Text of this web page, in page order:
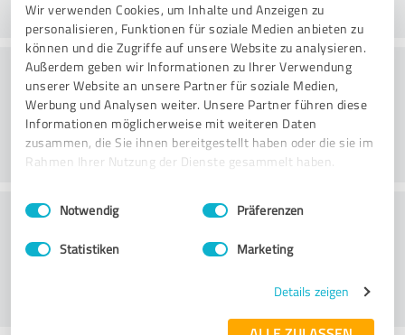
Wir verwenden Cookies, um Inhalte und Anzeigen zu
personalisieren, Funktionen für soziale Medien anbieten zu
können und die Zugriffe auf unsere Website zu analysieren.
Außerdem geben wir Informationen zu Ihrer Verwendung
unserer Website an unsere Partner für soziale Medien,
Werbung und Analysen weiter. Unsere Partner führen diese
Informationen möglicherweise mit weiteren Daten
zusammen, die Sie ihnen bereitgestellt haben oder die sie im
Rahmen Ihrer Nutzung der Dienste gesammelt haben.
Impressum Datenschutzbestimmungen
Einwilligungsauswahl
Notwendig Präferenzen
Statistiken Marketing
Details zeigen
Métodos
Condições externas